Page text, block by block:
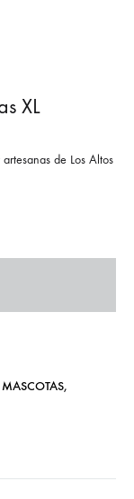
XL
de Los Altos
,